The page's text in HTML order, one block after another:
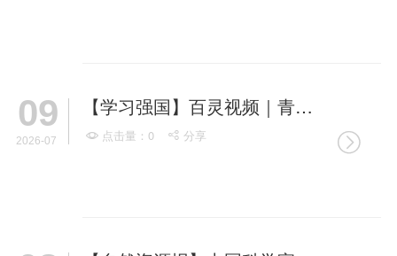
09
2026-07
【学习强国】百灵视频｜青岛市侨联孙承君：以微塑鉴深海 以侨心护蔚蓝
 点击量：0  分享 